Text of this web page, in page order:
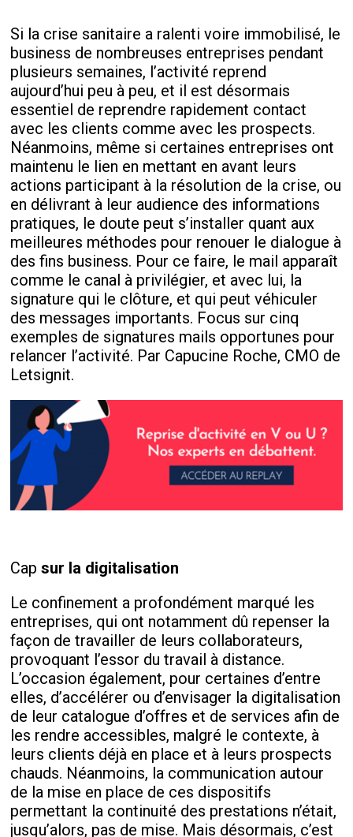
Si la crise sanitaire a ralenti voire immobilisé, le
business de nombreuses entreprises pendant
plusieurs semaines, l’activité reprend
aujourd’hui peu à peu, et il est désormais
essentiel de reprendre rapidement contact
avec les clients comme avec les prospects.
Néanmoins, même si certaines entreprises ont
maintenu le lien en mettant en avant leurs
actions participant à la résolution de la crise, ou
en délivrant à leur audience des informations
pratiques, le doute peut s’installer quant aux
meilleures méthodes pour renouer le dialogue à
des fins business. Pour ce faire, le mail apparaît
comme le canal à privilégier, et avec lui, la
signature qui le clôture, et qui peut véhiculer
des messages importants. Focus sur cinq
exemples de signatures mails opportunes pour
relancer l’activité. Par Capucine Roche, CMO de
Letsignit.
Cap sur la digitalisation
Le confinement a profondément marqué les
entreprises, qui ont notamment dû repenser la
façon de travailler de leurs collaborateurs,
provoquant l’essor du travail à distance.
L’occasion également, pour certaines d’entre
elles, d’accélérer ou d’envisager la digitalisation
de leur catalogue d’offres et de services afin de
les rendre accessibles, malgré le contexte, à
leurs clients déjà en place et à leurs prospects
chauds. Néanmoins, la communication autour
de la mise en place de ces dispositifs
permettant la continuité des prestations n’était,
jusqu’alors, pas de mise. Mais désormais, c’est